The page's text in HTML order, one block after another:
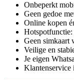
Onbeperkt
Geen gedoe
Online kopen
Hotspotfunctie:
Geen simkaart
Veilige en
Je eigen
Klantenservice